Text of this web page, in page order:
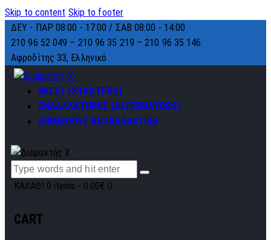
Skip to content Skip to footer
ΔΕΥ - ΠΑΡ 08:00 - 17:00 / ΣΑΒ 08:00 - 14:00
210 96 52 049 – 210 96 35 219 –210 96 35 146
Αφροδίτης 33, Ελληνικό
ΜΙΖΕΣ (STARTERS)
ΕΝΑΛΛΑΚΤΗΡΕΣ (ALTERNATORS)
ΕΠΙΜΕΡΟΥΣ ΑΝΤΑΛΛΑΚΤΙΚΑ
ΚΑΛΑΘΙ 0 items - 0.00€ 0
CART